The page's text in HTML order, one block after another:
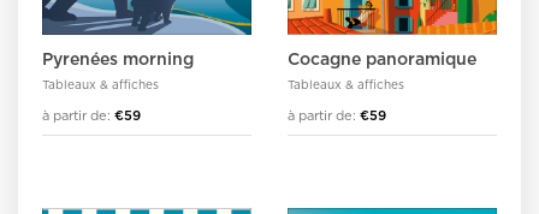
Pyrenées morning
Tableaux & affiches
à partir de: €59
Cocagne panoramique
Tableaux & affiches
à partir de: €59